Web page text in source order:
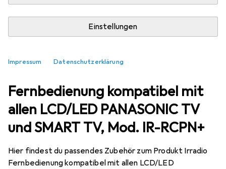
Einstellungen
Impressum Datenschutzerklärung
Fernbedienung kompatibel mit
allen LCD/LED PANASONIC TV
und SMART TV, Mod. IR-RCPN+
Hier findest du passendes Zubehör zum Produkt Irradio
Fernbedienung kompatibel mit allen LCD/LED